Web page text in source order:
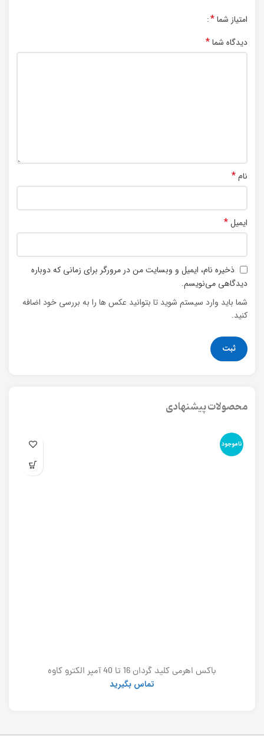
امتیاز شما*
دیدگاه شما*
نام*
ایمیل*
ذخیره نام، ایمیل و وبسایت من در مرورگر برای زمانی که دوباره
دیدگاهی می‌نویسم.
شما باید وارد سیستم شوید تا بتوانید عکس ها را به بررسی خود اضافه
کنید.
محصولات پیشنهادی
ناموجود
باکس اهرمی کلید گردان 16 تا 40 آمپر الکترو کاوه
تماس بگیرید